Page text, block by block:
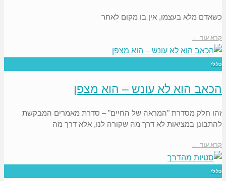
כשאדם מלא בעצמו, אין בו מקום לאחר
קרא עוד ←
כללי
הכאב הוא לא עונש – הוא מצפן
זהו חלק מסדרת "המראה של החיים" – סדרת מאמרים המבקשת
להתבונן במציאות לא דרך מה שקורה לנו, אלא דרך מה
קרא עוד ←
כללי